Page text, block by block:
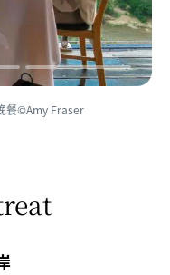
餐©Amy Fraser
Fraser